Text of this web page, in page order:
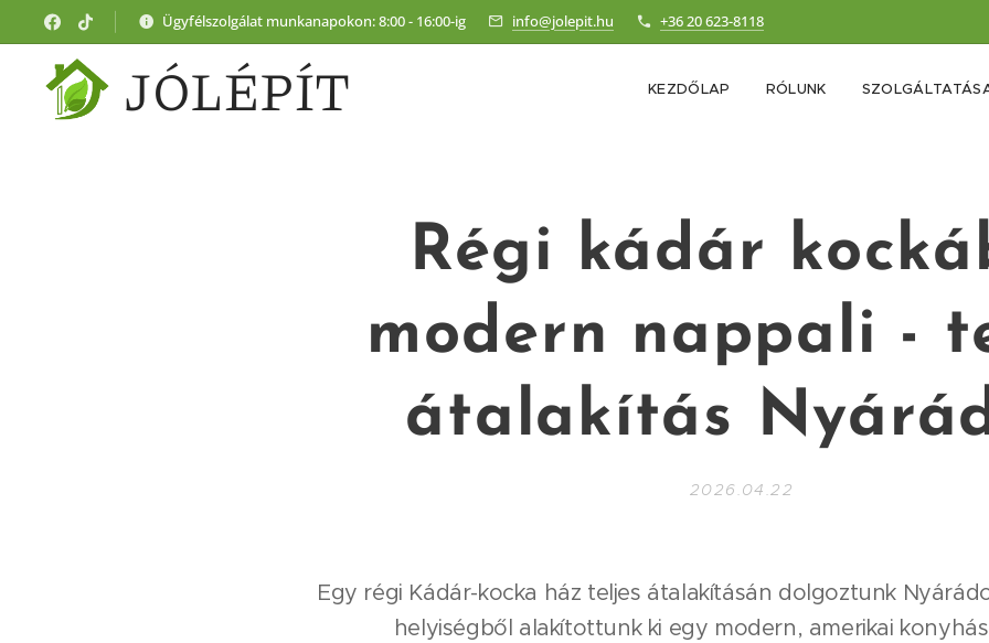
Ügyfélszolgálat munkanapokon: 8:00 - 16:00-ig info@jolepit.hu +36 20 623-8118
JÓLÉPÍT KEZDŐLAP RÓLUNK
Régi kádár
modern nappali -
átalakítás
2026.04.22
Egy régi Kádár-kocka ház teljes átalakításán dolgoztunk
helyiségből alakítottunk ki egy modern, amerikai